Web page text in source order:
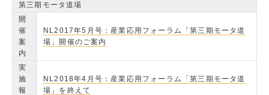
第三期モータ道場
開
催
案
内
NL2017年5月号：産業応用フォーラム「第三期モータ道
場」開催のご案内
実
施
報
NL2018年4月号：産業応用フォーラム「第三期モータ道
場」を終えて